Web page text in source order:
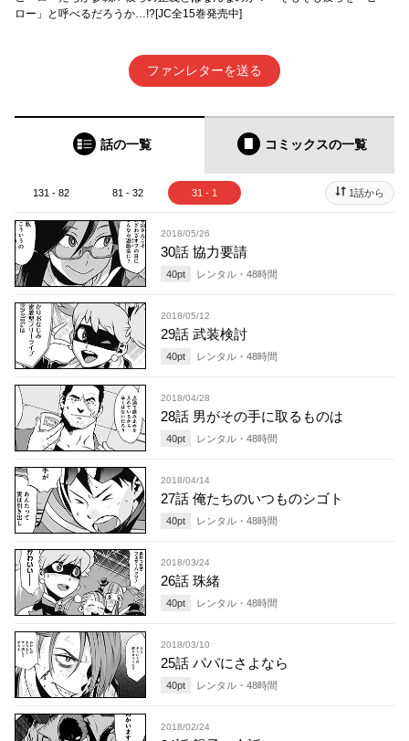
ロー」と呼べるだろうか…!?[JC全15巻発売中]
ファンレターを送る
話の一覧 コミックスの一覧
131 - 82 81 - 32 31 - 1 1話から
2018/05/26
30話 協力要請
40pt レンタル・ 48時間
2018/05/12
29話 武装検討
40pt レンタル・ 48時間
2018/04/28
28話 男がその手に取るものは
40pt レンタル・ 48時間
2018/04/14
27話 俺たちのいつものシゴト
40pt レンタル・ 48時間
2018/03/24
26話 珠緒
40pt レンタル・ 48時間
2018/03/10
25話 パパにさよなら
40pt レンタル・ 48時間
2018/02/24